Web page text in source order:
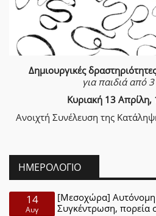
Δημιουργικές
για παιδιά από
Κυριακή 13
Ανοιχτή Συνέλευση της
ΗΜΕΡΟΛΌΓΙΟ
14
Αυγ
[Μεσοχώρα] Αυτόνομη
Συγκέντρωση, πορεία